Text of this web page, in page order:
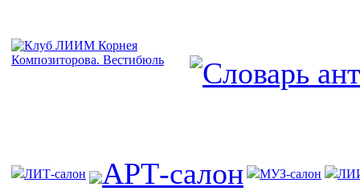
ЛИТ-салон АРТ-салон МУЗ-салон